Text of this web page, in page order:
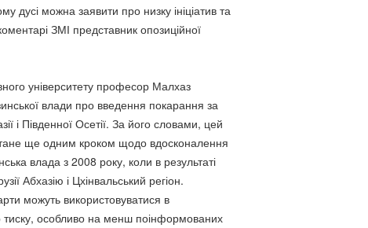
дусі можна заявити про низку ініціатив та
ЗМІ представник опозиційної
університету професор Малхаз
влади про введення покарання за
і Південної Осетії. За його словами, цей
ще одним кроком щодо вдосконалення
влада з 2008 року, коли в результаті
Абхазію і Цхінвальський регіон.
можуть використовуватися в
тиску, особливо на менш поінформованих